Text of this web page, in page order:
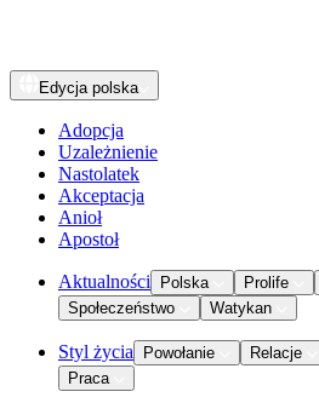
Edycja polska
Adopcja
Uzależnienie
Nastolatek
Akceptacja
Anioł
Apostoł
Aktualności Polska Prolife
Społeczeństwo
Watykan
Styl życia Powołanie Relacje
Praca